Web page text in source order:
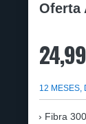
Oferta
24,99
12 MESES,
Fibra